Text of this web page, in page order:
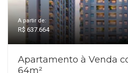
A partir de:
R$ 637.664
Apartamento à Venda
64m²